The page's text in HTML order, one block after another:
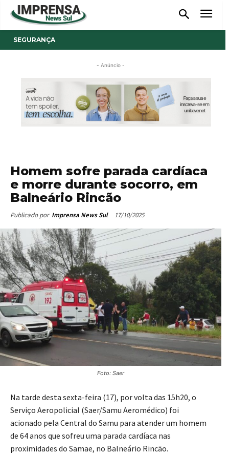
SEGURANÇA
- Anúncio -
Homem sofre parada cardíaca
e morre durante socorro, em
Balneário Rincão
Publicado por Imprensa News Sul 17/10/2025
Foto: Saer
Na tarde desta sexta-feira (17), por volta das 15h20, o
Serviço Aeropolicial (Saer/Samu Aeromédico) foi
acionado pela Central do Samu para atender um homem
de 64 anos que sofreu uma parada cardíaca nas
proximidades do Samae, no Balneário Rincão.